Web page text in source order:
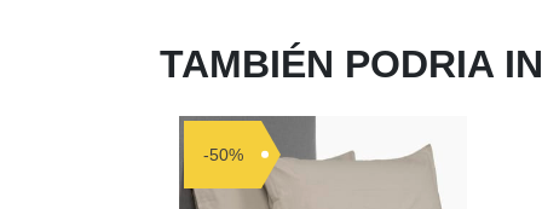
TAMBIÉN PODRIA
-50%